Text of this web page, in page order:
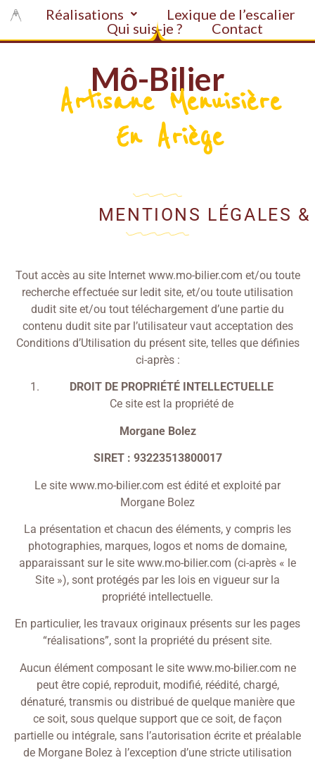
Réalisations
Lexique de l’escalier
Qui suis-je ?
Contact
Mô-Bilier
Artisane Menuisière
En Ariège
MENTIONS LÉGALES &
Tout accès au site Internet www.mo-bilier.com et/ou toute
recherche effectuée sur ledit site, et/ou toute utilisation
dudit site et/ou tout téléchargement d’une partie du
contenu dudit site par l’utilisateur vaut acceptation des
Conditions d’Utilisation du présent site, telles que définies
ci-après :
DROIT DE PROPRIÉTÉ INTELLECTUELLE
Ce site est la propriété de
Morgane Bolez
SIRET : 93223513800017
Le site www.mo-bilier.com est édité et exploité par
Morgane Bolez
La présentation et chacun des éléments, y compris les
photographies, marques, logos et noms de domaine,
apparaissant sur le site www.mo-bilier.com (ci-après « le
Site »), sont protégés par les lois en vigueur sur la
propriété intellectuelle.
En particulier, les travaux originaux présents sur les pages
“réalisations”, sont la propriété du présent site.
Aucun élément composant le site www.mo-bilier.com ne
peut être copié, reproduit, modifié, réédité, chargé,
dénaturé, transmis ou distribué de quelque manière que
ce soit, sous quelque support que ce soit, de façon
partielle ou intégrale, sans l’autorisation écrite et préalable
de Morgane Bolez à l’exception d’une stricte utilisation